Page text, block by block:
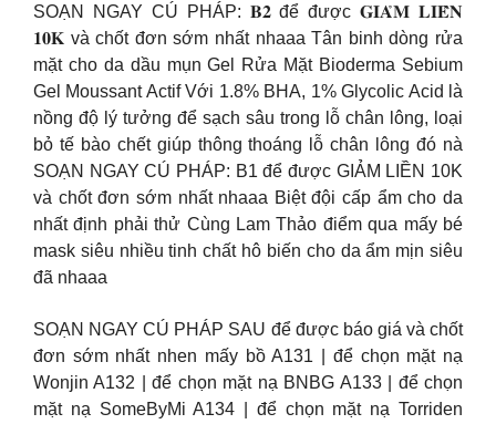
SOẠN NGAY CÚ PHÁP: 𝐁𝟐 để được 𝐆𝐈𝐀̉𝐌 𝐋𝐈𝐄̂̀𝐍
𝟏𝟎𝐊 và chốt đơn sớm nhất nhaaa Tân binh dòng rửa
mặt cho da dầu mụn Gel Rửa Mặt Bioderma Sebium
Gel Moussant Actif Với 1.8% BHA, 1% Glycolic Acid là
nồng độ lý tưởng để sạch sâu trong lỗ chân lông, loại
bỏ tế bào chết giúp thông thoáng lỗ chân lông đó nà
SOẠN NGAY CÚ PHÁP: B1 để được GIẢM LIỀN 10K
và chốt đơn sớm nhất nhaaa Biệt đội cấp ẩm cho da
nhất định phải thử Cùng Lam Thảo điểm qua mấy bé
mask siêu nhiều tinh chất hô biến cho da ẩm mịn siêu
đã nhaaa
SOẠN NGAY CÚ PHÁP SAU để được báo giá và chốt
đơn sớm nhất nhen mấy bồ A131 | để chọn mặt nạ
Wonjin A132 | để chọn mặt nạ BNBG A133 | để chọn
mặt nạ SomeByMi A134 | để chọn mặt nạ Torriden